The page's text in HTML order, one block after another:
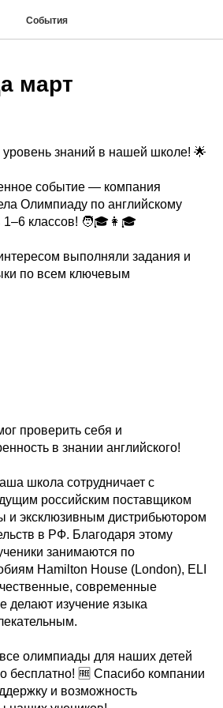
События
март
знаний в нашей школе! 🌟
событие — компания
Олимпиаду по английскому
1–6 классов! 🧑🎓👩🎓
выполняли задания и
по всем ключевым
проверить себя и
в знании английского!
школа сотрудничает с
российским поставщиком
и эксклюзивным дистрибьютором
в РФ. Благодаря этому
занимаются по
Hamilton House (London), ELI
современные
делают изучение языка
олимпиады для наших детей
бесплатно! 🆓 Спасибо компании
и возможность